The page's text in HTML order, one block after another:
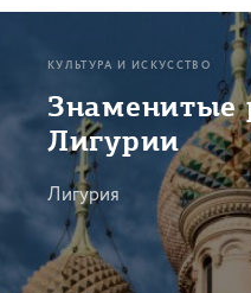
КУЛЬТУРА И ИСКУССТВО
Знаменитые
Лигурии
Лигурия